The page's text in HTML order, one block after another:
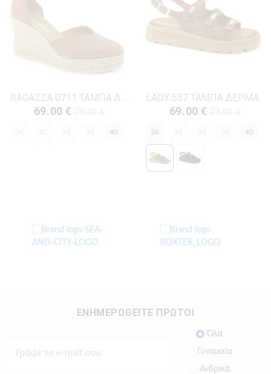
RAGAZZA 0711 ΤΑΜΠΑ ΔΕΡΜΑ
69.00 €
40
LADY 557 ΤΑΜΠΑ ΔΕΡΜΑ
69.00 €
36 40
ΕΝΗΜΕΡΩΘΕΙΤΕ ΠΡΩΤΟΙ
Όλα
Γυναικεία
Ανδρικά